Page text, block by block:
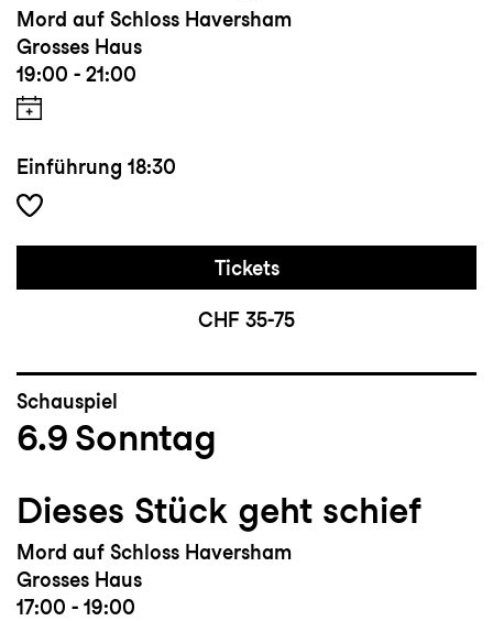
Mord auf Schloss Haversham
Grosses Haus
19:00 - 21:00
Einführung 18:30
Tickets
CHF 35-75
Schauspiel
6.9 Sonntag
Dieses Stück geht schief
Mord auf Schloss Haversham
Grosses Haus
17:00 - 19:00